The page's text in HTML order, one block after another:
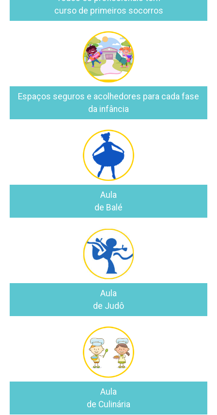
curso de primeiros socorros
Espaços seguros e acolhedores para cada fase
da infância
Aula
de Balé
Aula
de Judô
Aula
de Culinária